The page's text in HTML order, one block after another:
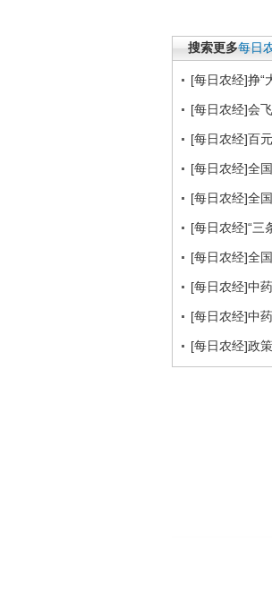
搜索更多每日
[每日农经]挣“
[每日农经]会
[每日农经]百
[每日农经]全
[每日农经]全
[每日农经]“三
[每日农经]全
[每日农经]中
[每日农经]中
[每日农经]政